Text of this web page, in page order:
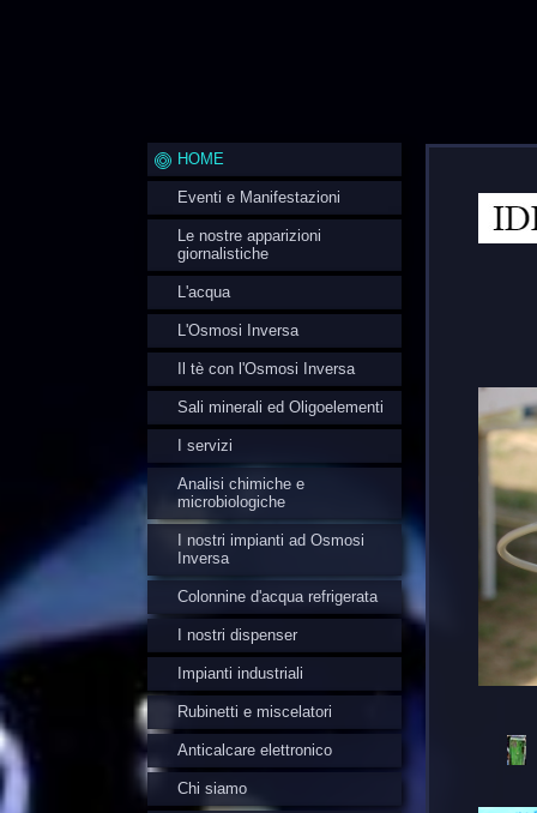
HOME
Eventi e Manifestazioni
Le nostre apparizioni
giornalistiche
L'acqua
L'Osmosi Inversa
Il tè con l'Osmosi Inversa
Sali minerali ed Oligoelementi
I servizi
Analisi chimiche e
microbiologiche
I nostri impianti ad Osmosi
Inversa
Colonnine d'acqua refrigerata
I nostri dispenser
Impianti industriali
Rubinetti e miscelatori
Anticalcare elettronico
Chi siamo